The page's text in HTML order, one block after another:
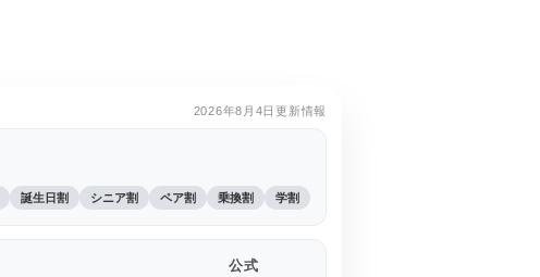
2026年8月4日更新情報
誕生日割 シニア割 ペア割 乗換割 学割
公式